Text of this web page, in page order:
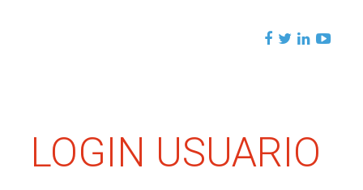
LOGIN USUARIO